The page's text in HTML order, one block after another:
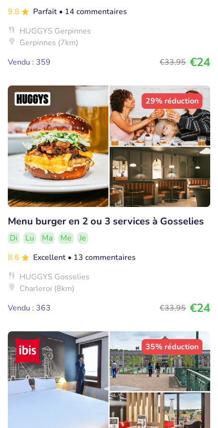
9.8
Parfait • 14 commentaires
HUGGYS Gerpinnes
Gerpinnes (7km)
Vendu : 359
€33,95 €24
29% réduction
Menu burger en 2 ou 3 services à Gosselies
Di Lu Ma Me
Je
8.6
Excellent • 13 commentaires
HUGGYS Gosselies
Charleroi (8km)
Vendu : 363
€33,95 €24
35% réduction